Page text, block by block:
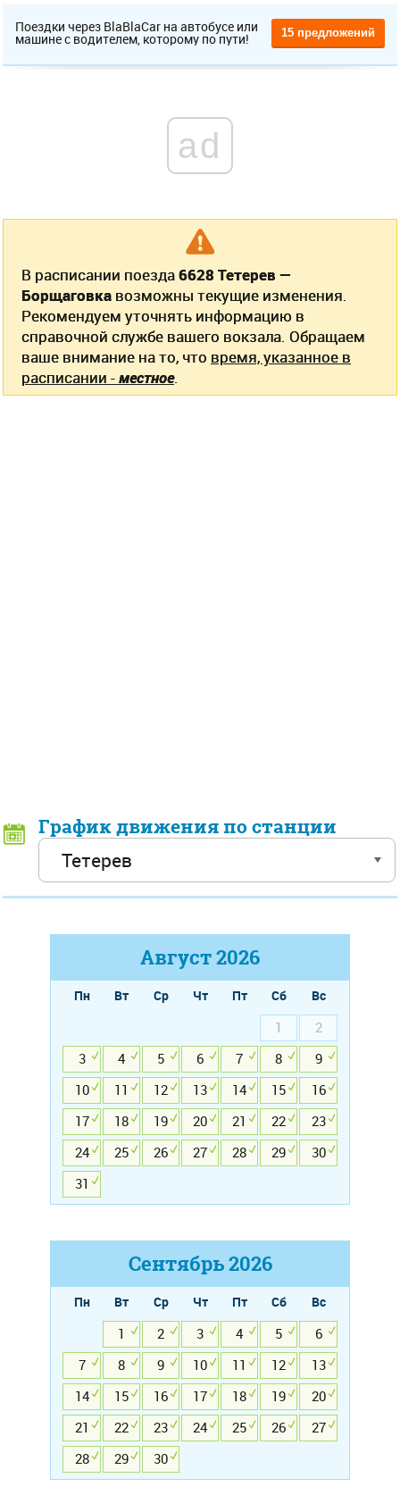
Поездки через BlaBlaCar на автобусе или
машине с водителем, которому по пути! 15 предложений
ad
В расписании поезда6628 Тетерев —
Борщаговка возможны текущие изменения.
Рекомендуем уточнять информацию в
справочной службе вашего вокзала. Обращаем
ваше внимание на то, что время, указанное в
расписании -местное.
График движения по станции
Август2026
Пн Вт Ср Чт Пт Сб
Вс
1
2
3
4 5 6 7 8
9
10
11 12 13 14 15
16
17
18 19 20 21 22
23
24
25 26 27 28 29
30
31
Сентябрь2026
Пн Вт Ср Чт Пт Сб
Вс
1
2 3 4 5
6
7
8 9 10 11 12
13
14
15 16 17 18 19
20
21
22 23 24 25 26
27
28
29 30